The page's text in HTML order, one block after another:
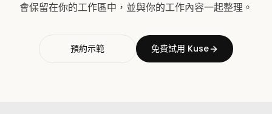
會保留在你的工作區中，並與你的工作內容一起整理。
預約示範 免費試用 Kuse